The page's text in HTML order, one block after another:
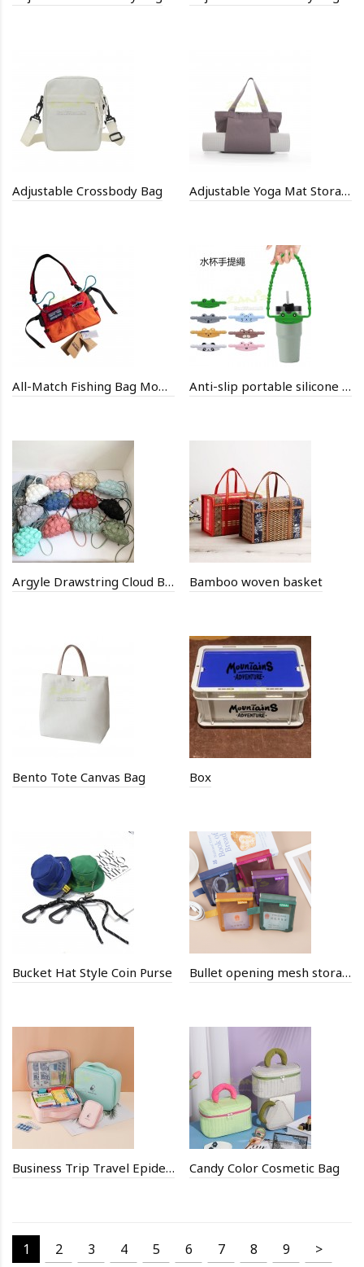
Adjustable Crossbody Bag Adjustable Yoga Mat Storage Bag
All-Match Fishing Bag Mobile Phone Small Shoulder Bag Anti-slip portable silicone water cup lanyard
Argyle Drawstring Cloud Bag Bamboo woven basket
Bento Tote Canvas Bag Box
Bucket Hat Style Coin Purse Bullet opening mesh storage bag
Business Trip Travel Epidemic Prevention Kit Candy Color Cosmetic Bag
1 2 3 4 5 6 7 8 9
>